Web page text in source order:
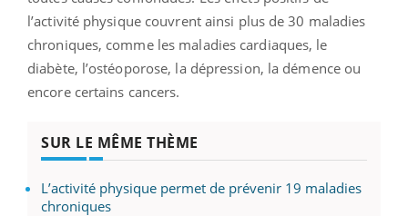
l’activité physique couvrent ainsi plus de 30 maladies
chroniques, comme les maladies cardiaques, le
diabète, l’ostéoporose, la dépression, la démence ou
encore certains cancers.
SUR LE MÊME THÈME
L’activité physique permet de prévenir 19 maladies
chroniques